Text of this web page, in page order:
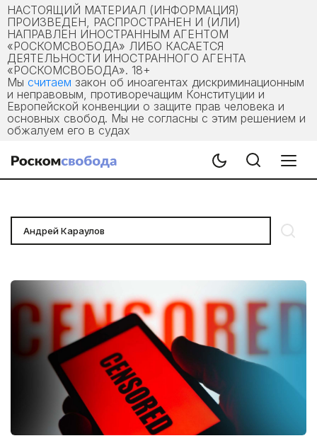
НАСТОЯЩИЙ МАТЕРИАЛ (ИНФОРМАЦИЯ)
ПРОИЗВЕДЕН, РАСПРОСТРАНЕН И (ИЛИ)
НАПРАВЛЕН ИНОСТРАННЫМ АГЕНТОМ
«РОСКОМСВОБОДА» ЛИБО КАСАЕТСЯ
ДЕЯТЕЛЬНОСТИ ИНОСТРАННОГО АГЕНТА
«РОСКОМСВОБОДА». 18+
Мы считаем закон об иноагентах дискриминационным
и неправовым, противоречащим Конституции и
Европейской конвенции о защите прав человека и
основных свобод. Мы не согласны с этим решением и
обжалуем его в судах